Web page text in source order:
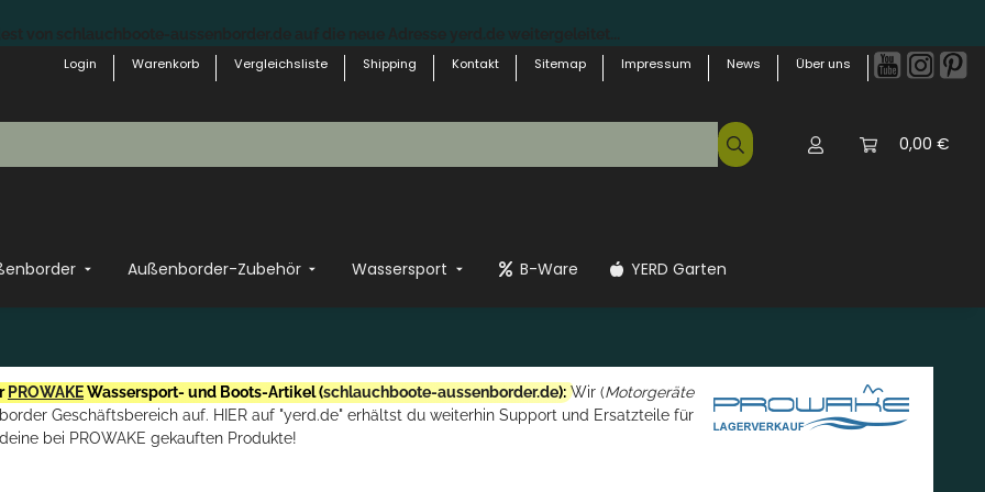
Login
Warenkorb Vergleichsliste Shipping Kontakt Sitemap Impressum News Über uns
0,00 €
Außenborder-Zubehör Wassersport B-Ware YERD Garten
PROWAKEWassersport- und Boots-Artikel (schlauchboote-aussenborder.de): Wir (Motorgeräte
Geschäftsbereich auf. HIER auf "yerd.de" erhältst du weiterhin Support und Ersatzteile für
deine bei PROWAKE gekauften Produkte!